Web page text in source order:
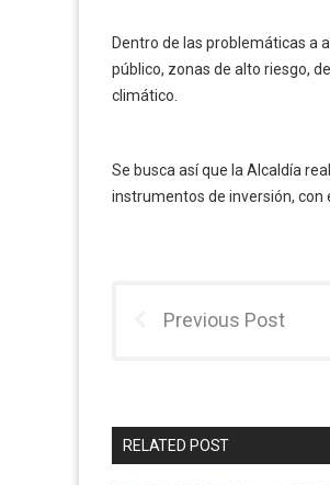
Dentro de las problemáticas a
público, zonas de alto riesgo,
climático.
Se busca así que la Alcaldía
instrumentos de inversión, con
Previous Post
RELATED POST